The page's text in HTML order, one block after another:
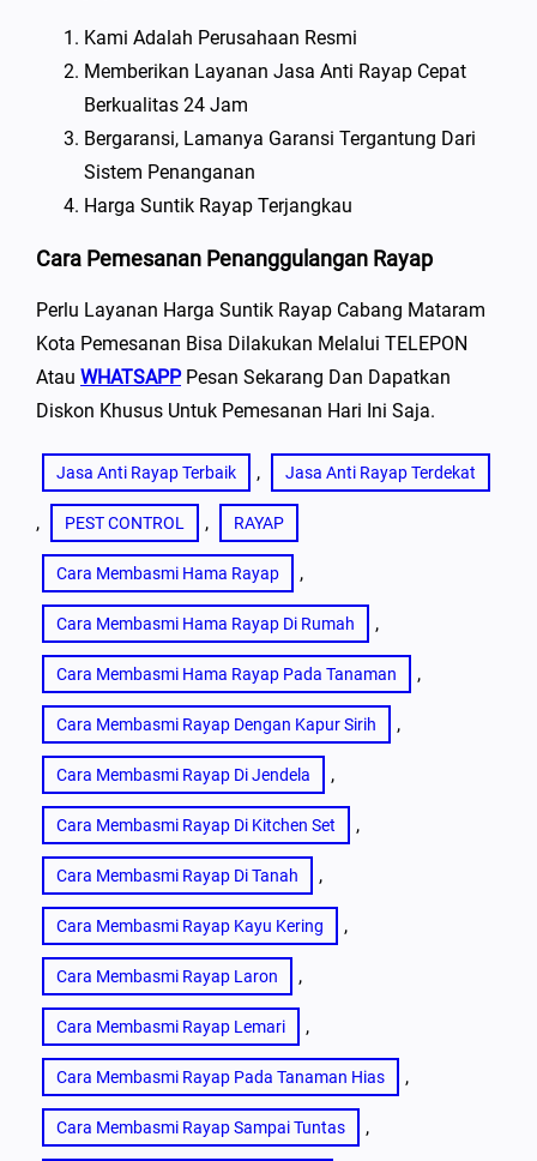
Kami Adalah Perusahaan Resmi
Memberikan Layanan Jasa Anti Rayap Cepat
Berkualitas 24 Jam
Bergaransi, Lamanya Garansi Tergantung Dari
Sistem Penanganan
Harga Suntik Rayap Terjangkau
Cara Pemesanan Penanggulangan Rayap
Perlu Layanan Harga Suntik Rayap Cabang Mataram
Kota Pemesanan Bisa Dilakukan Melalui TELEPON
Atau WHATSAPPPesan Sekarang Dan Dapatkan
Diskon Khusus Untuk Pemesanan Hari Ini Saja.
Jasa Anti Rayap Terbaik , Jasa Anti Rayap Terdekat
, PEST CONTROL , RAYAP
Cara Membasmi Hama Rayap ,
Cara Membasmi Hama Rayap Di Rumah ,
Cara Membasmi Hama Rayap Pada Tanaman ,
Cara Membasmi Rayap Dengan Kapur Sirih ,
Cara Membasmi Rayap Di Jendela ,
Cara Membasmi Rayap Di Kitchen Set ,
Cara Membasmi Rayap Di Tanah ,
Cara Membasmi Rayap Kayu Kering ,
Cara Membasmi Rayap Laron ,
Cara Membasmi Rayap Lemari ,
Cara Membasmi Rayap Pada Tanaman Hias ,
Cara Membasmi Rayap Sampai Tuntas ,